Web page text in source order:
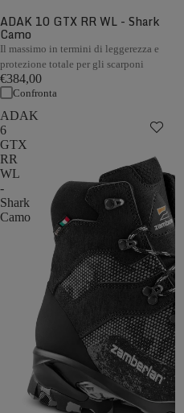
ADAK 10 GTX RR WL - Shark
Camo
Il massimo in termini di leggerezza e
protezione totale per gli scarponi
€384,00
Confronta
ADAK
6
GTX
RR
WL
-
Shark
Camo